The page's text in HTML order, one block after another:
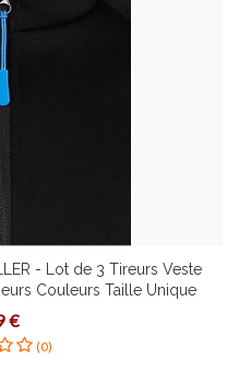
- Lot de 3 Tireurs Veste
Couleurs Taille Unique
Goûts
€
(0)